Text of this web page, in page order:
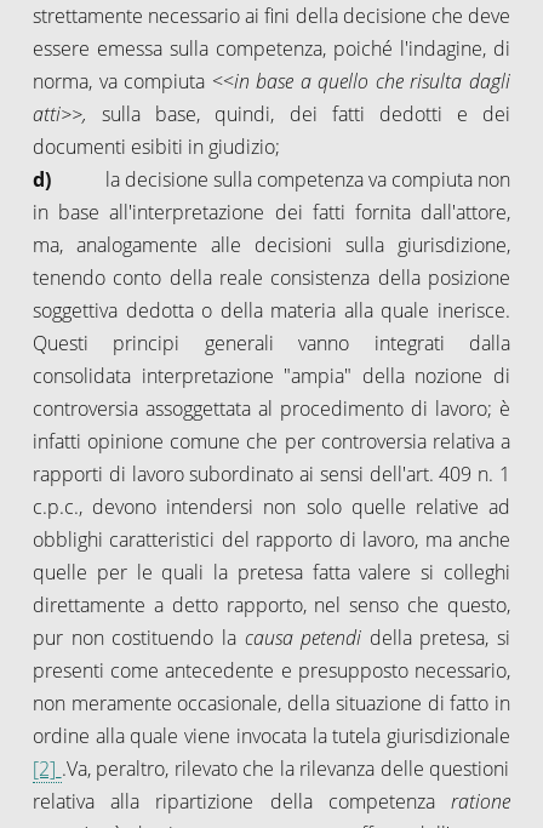
strettamente necessario ai fini della decisione che deve
essere emessa sulla competenza, poiché l'indagine, di
norma, va compiuta <<in base a quello che risulta dagli
atti>>,sulla base, quindi, dei fatti dedotti e dei
documenti esibiti in giudizio;
d) la decisione sulla competenza va compiuta non
in base all'interpretazione dei fatti fornita dall'attore,
ma, analogamente alle decisioni sulla giurisdizione,
tenendo conto della reale consistenza della posizione
soggettiva dedotta o della materia alla quale inerisce.
Questi principi generali vanno integrati dalla
consolidata interpretazione "ampia" della nozione di
controversia assoggettata al procedimento di lavoro; è
infatti opinione comune che per controversia relativa a
rapporti di lavoro subordinato ai sensi dell'art. 409 n. 1
c.p.c., devono intendersi non solo quelle relative ad
obblighi caratteristici del rapporto di lavoro, ma anche
quelle per le quali la pretesa fatta valere si colleghi
direttamente a detto rapporto, nel senso che questo,
pur non costituendo la causa petendi della pretesa, si
presenti come antecedente e presupposto necessario,
non meramente occasionale, della situazione di fatto in
ordine alla quale viene invocata la tutela giurisdizionale
[2] .Va, peraltro, rilevato che la rilevanza delle questioni
relativa alla ripartizione della competenza ratione